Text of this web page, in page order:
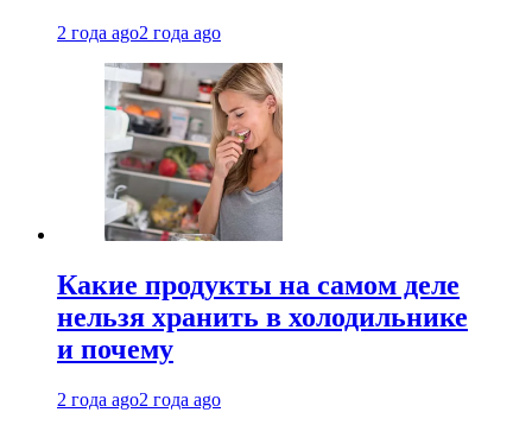
2 года ago2 года ago
Какие продукты на самом деле
нельзя хранить в холодильнике
и почему
2 года ago2 года ago